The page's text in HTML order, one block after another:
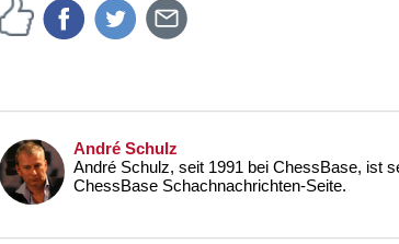
André Schulz
André Schulz, seit 1991 bei ChessBase, ist
ChessBase Schachnachrichten-Seite.